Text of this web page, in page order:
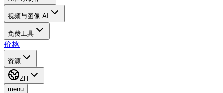
视频与图像 AI
免费工具
价格
资源
ZH
menu